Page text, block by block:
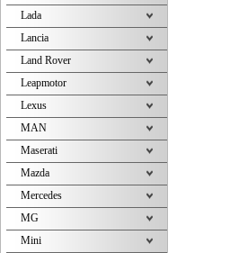
Lada
Lancia
Land Rover
Leapmotor
Lexus
MAN
Maserati
Mazda
Mercedes
MG
Mini